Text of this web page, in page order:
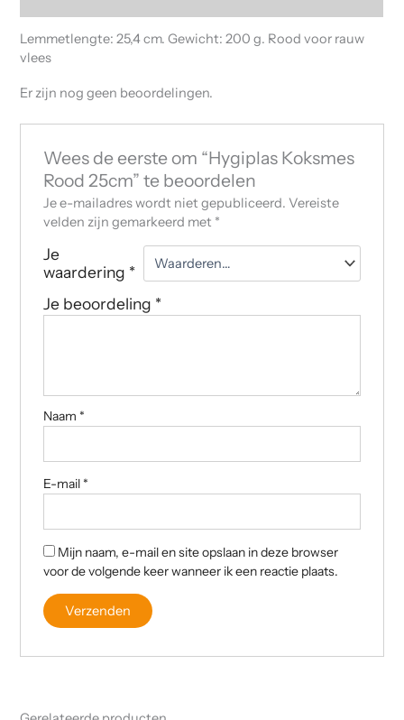
Lemmetlengte: 25,4 cm. Gewicht: 200 g. Rood voor rauw
vlees
Er zijn nog geen beoordelingen.
Wees de eerste om “Hygiplas Koksmes
Rood 25cm” te beoordelen
Je e-mailadres wordt niet gepubliceerd. Vereiste
velden zijn gemarkeerd met *
Je
waardering *
Je beoordeling *
Naam *
E-mail *
Mijn naam, e-mail en site opslaan in deze browser
voor de volgende keer wanneer ik een reactie plaats.